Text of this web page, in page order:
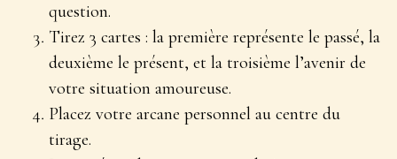
question.
Tirez 3 cartes : la première représente le passé, la
deuxième le présent, et la troisième l’avenir de
votre situation amoureuse.
Placez votre arcane personnel au centre du
tirage.